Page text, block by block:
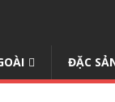
ĐẶC